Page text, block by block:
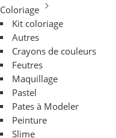
Coloriage
Kit coloriage
Autres
Crayons de couleurs
Feutres
Maquillage
Pastel
Pates à Modeler
Peinture
Slime